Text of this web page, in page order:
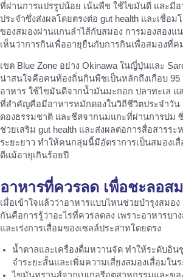
ที่ผ่านการแปรรูปน้อย เน้นพืช ใช้ไขมันดี และมี
ประจำซึ่งส่งผลโดยตรงต่อ gut health และเชื่อม
ของสมองผ่านแกนลำไส้กับสมอง การมองสองแ
เห็นว่าการกินเพื่ออายุยืนกับการกินเพื่อสมองที่ค
เขต Blue Zone อย่าง Okinawa ในญี่ปุ่นและ
น่าสนใจคือคนท้องถิ่นกินพืชเป็นหลักถึงเกือบ 95
อาหาร ใช้ไขมันดีจากน้ำมันมะกอก ปลาทะเล แ
ที่สำคัญคือมีอาหารหมักดองในวิถีชีวิตประจำวัน
ดองธรรมชาติ และชีสจากนมแกะที่ผ่านการบ่ม
ช่วยเสริม gut health และส่งผลต่อการสื่อสารระ
ระยะยาว ทำให้คนกลุ่มนี้มีอัตราการเป็นสมอง
ดีแม้อายุเกินร้อยปี
อาหารที่ควรลด เพื่อชะลอส
เมื่อเข้าใจแล้วว่าอาหารแบบไหนช่วยบำรุงสมอ
กันคือการรู้ว่าอะไรที่ควรลดลง เพราะอาหารบา
และเร่งการเสื่อมของเซลล์ประสาทโดยตรง
น้ำตาลและเครื่องดื่มหวานจัด ทำให้ระดับอิน
จำระยะสั้นและเพิ่มความเสี่ยงสมองเสื่อมใน